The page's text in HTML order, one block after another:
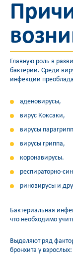
Главную роль в
бактерии. Среди
инфекции
аденовирусы,
вирус Коксаки,
вирусы
вирусы гриппа,
коронавирусы.
респираторно-
риновирусы и
Бактериальная
что необходимо
Выделяют ряд
бронхита у взрослых: